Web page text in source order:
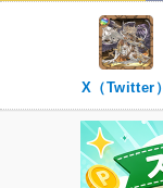
X（Twitter）